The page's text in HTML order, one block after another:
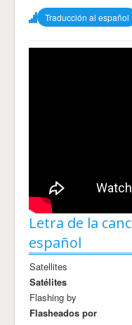
Traducción al español
Letra de la
español
Satellites
Satélites
Flashing by
Flasheados por